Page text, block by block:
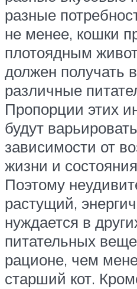
разные
не менее, кошки
плотоядным
должен получать
различные
Пропорции этих
будут
зависимости от
жизни и
Поэтому
растущий,
нуждается в
питательных
рационе, чем
старший кот.